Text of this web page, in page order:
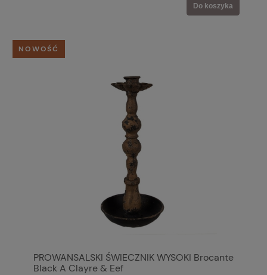
Do koszyka
PROWANSALSKI ŚWIECZNIK WYSOKI Brocante
Black A Clayre & Eef
NOWOŚĆ